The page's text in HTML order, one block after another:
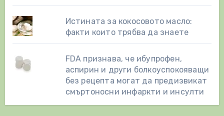
Истината за кокосовото масло:
факти които трябва да знаете
FDA признава, че ибупрофен,
аспирин и други болкоуспокояващи
без рецепта могат да предизвикат
смъртоносни инфаркти и инсулти